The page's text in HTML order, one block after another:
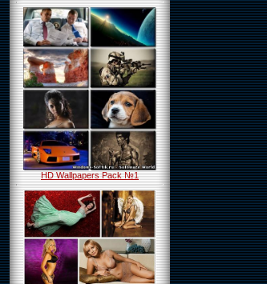
HD Wallpapers Pack №1